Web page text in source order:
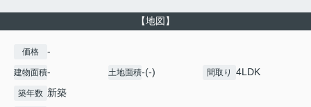
【地図】
価格 -
建物面積- 土地面積-(-) 間取り 4LDK
築年数 新築